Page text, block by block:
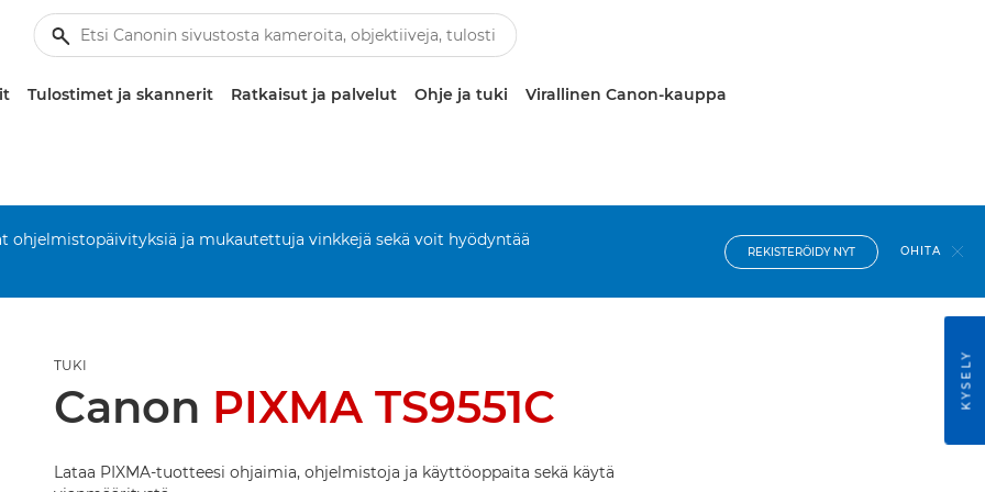
Tulostimet ja skannerit Ratkaisut ja palvelut Ohje ja tuki Virallinen Canon-kauppa
ohjelmistopäivityksiä ja mukautettuja vinkkejä sekä voit hyödyntää
REKISTERÖIDY NYT OHITA
TUKI
Canon PIXMA TS9551C
Lataa PIXMA-tuotteesi ohjaimia, ohjelmistoja ja käyttöoppaita sekä käytä
KYSELY